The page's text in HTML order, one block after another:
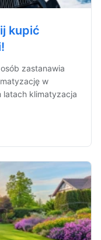
kupić
zastanawia
w
latach klimatyzacja